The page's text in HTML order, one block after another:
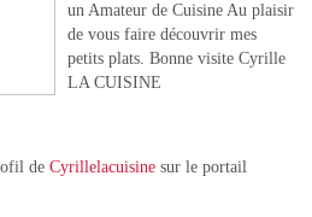
un Amateur de Cuisine Au plaisir
de vous faire découvrir mes
petits plats. Bonne visite Cyrille
LA CUISINE
de Cyrillelacuisine sur le portail